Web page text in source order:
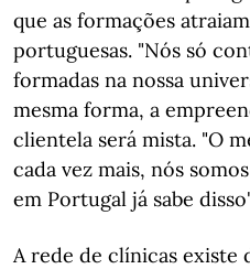
que as formações
portuguesas. "Nós só
formadas na nossa
mesma forma, a
clientela será mista. "O
cada vez mais, nós
em Portugal já sabe
A rede de clínicas existe